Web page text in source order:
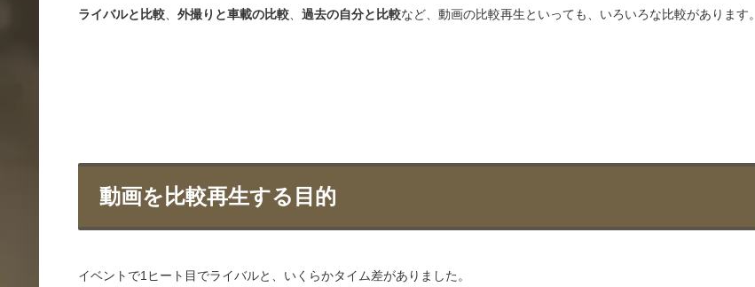
ライバルと比較 外撮りと車載の比較 過去の自分と比較など、動画の比較再生といっても、いろいろな比較があります。
動画を比較再生する目的
イベントで1ヒート目でライバルと、いくらかタイム差がありました。